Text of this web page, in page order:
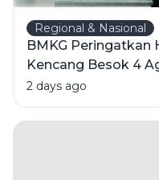
Regional & Nasional
BMKG Peringatkan
Kencang Besok 4
Wilayahnya
2 days ago